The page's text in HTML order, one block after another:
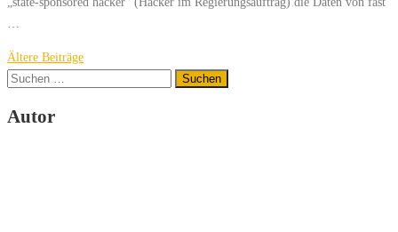
Beitragsnavigation
Ältere Beiträge
Suchen
Autor